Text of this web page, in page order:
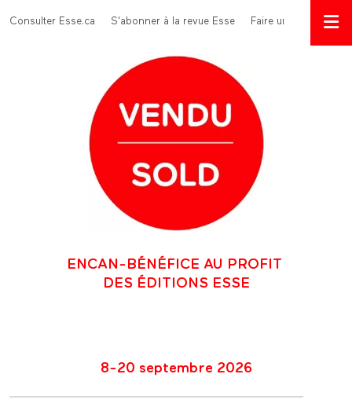
Menu Top
Consulter Esse.ca S'abonner à la revue Esse Faire un don
ENCAN-BÉNÉFICE AU PROFIT
DES ÉDITIONS ESSE
8-20 septembre 2026